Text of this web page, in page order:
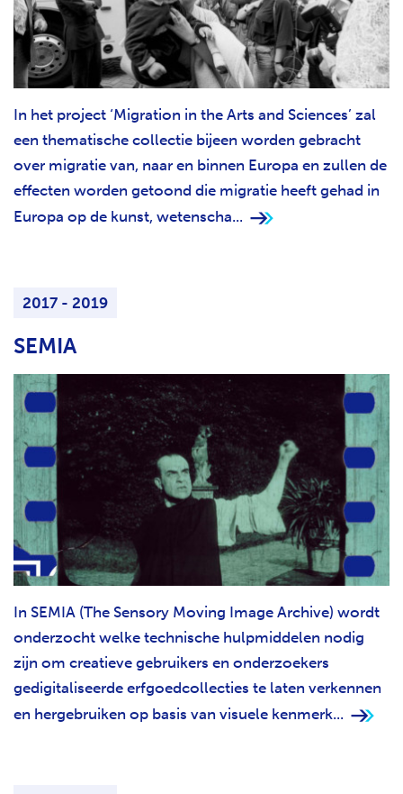
In het project ‘Migration in the Arts and Sciences’ zal
een thematische collectie bijeen worden gebracht
over migratie van, naar en binnen Europa en zullen de
effecten worden getoond die migratie heeft gehad in
Europa op de kunst, wetenscha...
2017 - 2019
SEMIA
In SEMIA (The Sensory Moving Image Archive) wordt
onderzocht welke technische hulpmiddelen nodig
zijn om creatieve gebruikers en onderzoekers
gedigitaliseerde erfgoedcollecties te laten verkennen
en hergebruiken op basis van visuele kenmerk...